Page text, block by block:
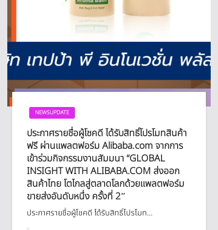
NEWSUPDATE
ประกาศรายชื่อผู้โชคดี ได้รับสิทธิ์โปรโมทสินค้า
ฟรี ผ่านแพลตฟอร์ม Alibaba.com จากการ
เข้าร่วมกิจกรรมงานสัมมนา “GLOBAL
INSIGHT WITH ALIBABA.COM ส่งออก
สินค้าไทย โตไกลสู่ตลาดโลกด้วยแพลตฟอร์ม
ขายส่งอันดับหนึ่ง ครั้งที่ 2″​
ประกาศรายชื่อผู้โชคดี ได้รับสิทธิ์โปรโมท…